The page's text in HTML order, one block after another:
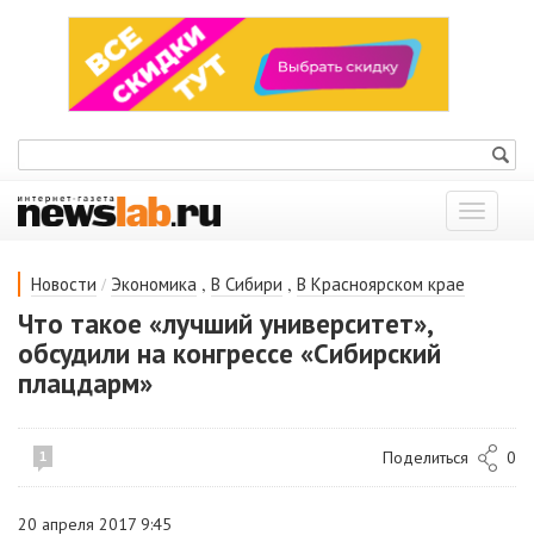
Показать
меню
Новости / Экономика , В Сибири , В Красноярском крае
Что такое «лучший университет»,
обсудили на конгрессе «Сибирский
плацдарм»
1 Поделиться 0
20 апреля 2017 9:45